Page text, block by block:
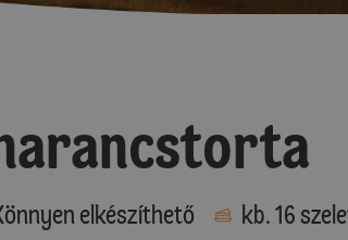
elkészíthető kb. 16